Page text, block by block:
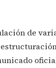
de